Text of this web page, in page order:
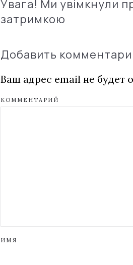
Увага! Ми увімкнули
затримкою
Добавить
Ваш адрес email не будет
КОММЕНТАРИЙ
ИМЯ